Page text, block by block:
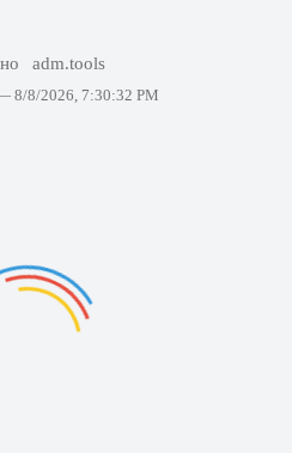
adm.tools
8/8/2026, 7:30:32 PM